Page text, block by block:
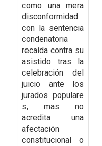
como una mera
disconformidad
con la sentencia
condenatoria
recaída contra su
asistido tras la
celebración del
juicio ante los
jurados populare
s, mas no
acredita una
afectación
constitucional o